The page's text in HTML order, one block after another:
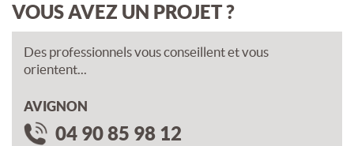
VOUS AVEZ UN PROJET ?
Des professionnels vous conseillent et vous
orientent...
AVIGNON
04 90 85 98 12